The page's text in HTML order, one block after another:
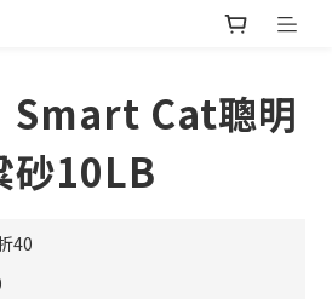
Smart Cat聰明
砂10LB
40